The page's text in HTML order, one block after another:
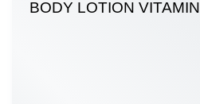
BODY LOTION VITAMIN